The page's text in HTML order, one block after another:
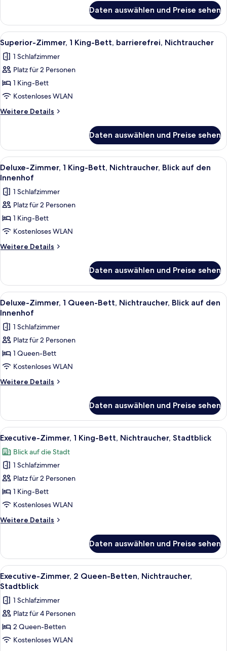
Zimmer,
2 Queen-
Betten,
Nichtraucher
Daten auswählen und Preise sehen
Alle
Fotos
für
Superior-
Zimmer,
1 King-
Bett,
barrierefrei,
anzeigen
Ein ordentlich bezogenes Bett mit
6
Superior-Zimmer, 1 King-Bett, barrierefrei, Nichtraucher
1 Schlafzimmer
Platz für 2 Personen
1 King-Bett
Kostenloses WLAN
Weitere Details
Weitere
Zimmer,
1 King-
Bett,
barrierefrei,
Daten auswählen und Preise sehen
Alle
Fotos
für
Deluxe-
Zimmer,
1 King-
Bett,
Nichtraucher,
den
Innenhof
anzeigen
Ein Hotelzimmer mit einem Bett,
8
Deluxe-Zimmer, 1 King-Bett, Nichtraucher, Blick auf den
Innenhof
1 Schlafzimmer
Platz für 2 Personen
1 King-Bett
Kostenloses WLAN
Weitere Details
Weitere
Zimmer,
1 King-
Bett,
Nichtraucher,
auf
den
Daten auswählen und Preise sehen
Alle
Fotos
für
Deluxe-
Zimmer,
1
Queen-
Bett,
auf
den
Innenhof
anzeigen
Ein ordentlich bezogenes Bett mit
8
Deluxe-Zimmer, 1 Queen-Bett, Nichtraucher, Blick auf den
Innenhof
1 Schlafzimmer
Platz für 2 Personen
1 Queen-Bett
Kostenloses WLAN
Weitere Details
Weitere
Zimmer,
Queen-
Nichtraucher,
Blick
auf
den
Innenhof
Daten auswählen und Preise sehen
Alle
Fotos
für
Executive-
Zimmer,
1 King-
Bett,
Stadtblick
Ein Hotelzimmer mit einem Bett,
9
Executive-Zimmer, 1 King-Bett, Nichtraucher, Stadtblick
Blick auf die Stadt
1 Schlafzimmer
Platz für 2 Personen
1 King-Bett
Kostenloses WLAN
Weitere Details
Weitere
Zimmer,
1 King-
Bett,
Nichtraucher,
Daten auswählen und Preise sehen
Alle
Fotos
für
Executive-
Zimmer,
2 Queen-
Betten,
Ein Hotelzimmer mit zwei Betten,
5
Executive-Zimmer, 2 Queen-Betten, Nichtraucher,
Stadtblick
1 Schlafzimmer
Platz für 4 Personen
2 Queen-Betten
Kostenloses WLAN